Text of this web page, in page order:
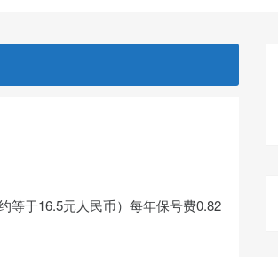
等于16.5元人民币）每年保号费0.82